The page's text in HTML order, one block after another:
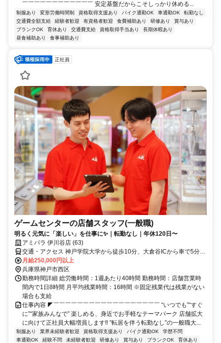
￣￣￣￣￣￣￣￣￣￣￣￣ 安定基盤だからこそしっかり休める...
制服あり 変形労働時間制 資格取得支援あり バイク通勤OK 車通勤OK
転勤なし
交通費全額支給
経験者歓迎 有資格者歓迎 食費補助あり 研修あり
賞与あり
ブランクOK
育休あり 交通費支給 資格取得手当あり
長期休暇あり
昼食補助あり
食事補助あり
正社員
ゲームセンターの店舗スタッフ(一般職)
明るく元気に「楽しい」を仕事に✨｜転勤なし｜年休120日〜
アミパラ 伊川谷店 (63)
交通・アクセス 神戸学院大学から徒歩10分、大倉谷ICから車で5分
(車通勤OK)
月給250,000円以上
兵庫県神戸市西区
勤務時間詳細 総労働時間：1週あたり40時間 勤務時間：店舗営業時
間内で1日8時間 月平均残業時間：16時間 ※固定残業代は残業がない
場合も支給
仕事内容 ◤￣￣￣￣￣￣￣￣￣￣￣￣￣￣￣￣￣￣ “いつでも”“すぐ
に”“家族みんなで” 楽しめる、身近でお手軽なテーマパーク 店舗拡大
に向けて正社員大幅増員します‼ ”転居を伴う転勤なし”の一般職大...
制服あり 業界未経験者歓迎 資格取得支援あり バイク通勤OK
学歴不問
車通勤OK
経験不問 未経験者歓迎 研修あり 賞与あり ブランクOK
育休あり